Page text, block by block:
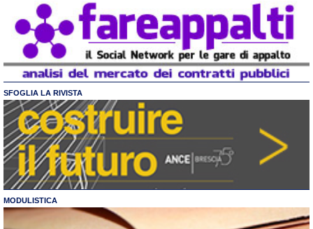
SFOGLIA LA RIVISTA
MODULISTICA